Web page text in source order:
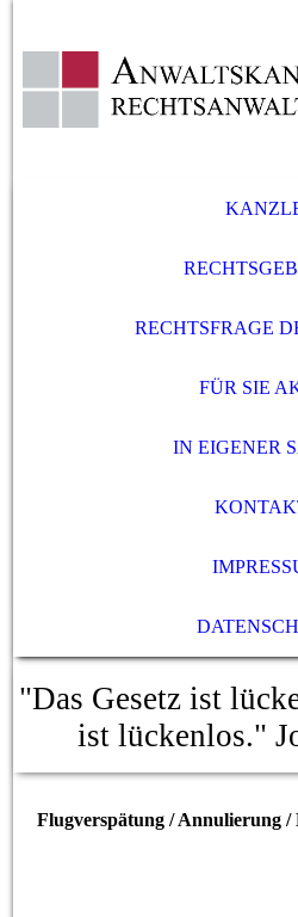
RECHTSFRAGE
FÜR SIE
IN EIGENER
"Das Gesetz ist
ist lückenlos."
Flugverspätung / Annulierung